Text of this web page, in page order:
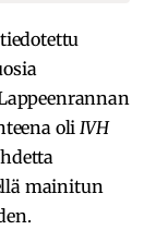
oli IVH
mainitun